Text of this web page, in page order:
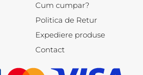
Cum cumpar?
Politica de Retur
Expediere produse
Contact